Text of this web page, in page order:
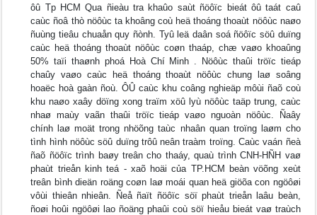
ôû Tp HCM Qua ñieàu tra khaûo saùt ñöôïc bieát ôû taát caû
caùc ñoâ thò nöôùc ta khoâng coù heä thoáng thoaùt nöôùc naøo
ñuùng tieâu chuaån quy ñònh. Tyû leä daân soá ñöôïc söû duïng
caùc heä thoáng thoaùt nöôùc coøn thaáp, chæ vaøo khoaûng
50% taïi thaønh phoá Hoà Chí Minh . Nöôùc thaûi tröïc tieáp
chaûy vaøo caùc heä thoáng thoaùt nöôùc chung laø soâng
hoaëc hoà gaàn ñoù. ÔÛ caùc khu coâng nghieäp môùi ñaõ coù
khu naøo xaây döïng xong traïm xöû lyù nöôùc taäp trung, caùc
nhaø maùy vaãn thaûi tröïc tieáp vaøo nguoàn nöôùc. Ñaây
chính laø moät trong nhöõng taùc nhaân quan troïng laøm cho
tình hình nöôùc söû duïng trôû neân traàm troïng. Caùc vaán ñeà
ñaõ ñöôïc trình baøy treân cho thaáy, quaù trình CNH-HÑH vaø
phaùt trieån kinh teá - xaõ hoäi của TP.HCM beàn vöõng xeùt
treân bình dieän roäng coøn laø moái quan heä giöõa con ngöôøi
vôùi thieân nhieân. Ñeå ñaït ñöôïc söï phaùt trieån laâu beàn,
ñoøi hoûi ngöôøi lao ñoäng phaûi coù söï hieåu bieát vaø traùch